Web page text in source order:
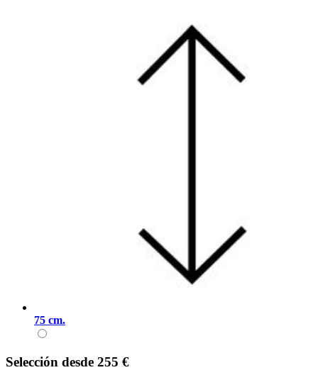
75 cm.
Selección desde 255 €